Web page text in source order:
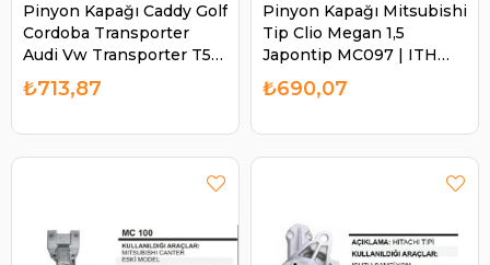
Pinyon Kapağı Caddy Golf
Cordoba Transporter
Audi Vw Transporter T5
Skoda Fabia Octavia | ITH
PK171BOS0019
₺713,87
Pinyon Kapağı Mitsubishi
Tip Clio Megan 1,5
Japontip MC097 | ITH
PKMC097
₺690,07